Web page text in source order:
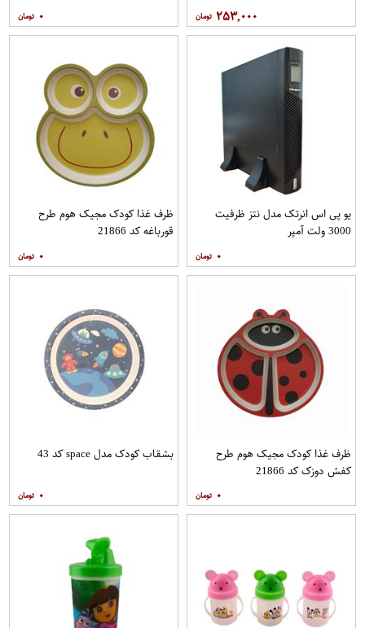
۲۵۳,۰۰۰ ۰
یو پی اس انرتک مدل نتز ظرفیت
3000 ولت آمپر
۰
ظرف غذا کودک مجیک هوم طرح
قورباغه کد 21866
۰
ظرف غذا کودک مجیک هوم طرح
کفش دوزک کد 21866
۰
بشقاب کودک مدل space کد 43
۰